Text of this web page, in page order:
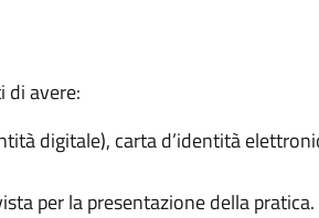
di avere:
digitale), carta d’identità
per la presentazione della pratica.